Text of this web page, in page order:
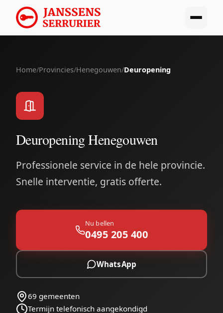
Home/Provincies/Henegouwen/Deuropening
Deuropening Henegouwen
Professionele service in de hele provincie.
Snelle interventie, gratis offerte.
Nu bellen
0495 205 400
WhatsApp
69 gemeenten
Termijn telefonisch aangekondigd